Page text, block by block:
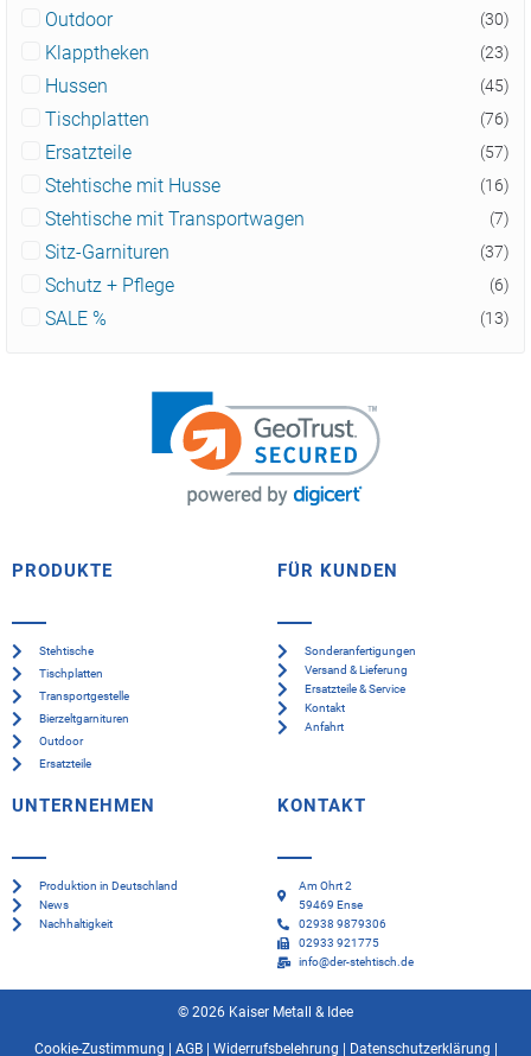
Outdoor (30)
Klapptheken (23)
Hussen (45)
Tischplatten (76)
Ersatzteile (57)
Stehtische mit Husse (16)
Stehtische mit Transportwagen (7)
Sitz-Garnituren (37)
Schutz + Pflege (6)
SALE % (13)
PRODUKTE
Stehtische
Tischplatten
Transportgestelle
Bierzeltgarnituren
Outdoor
Ersatzteile
FÜR KUNDEN
Sonderanfertigungen
Versand & Lieferung
Ersatzteile & Service
Kontakt
Anfahrt
UNTERNEHMEN
Produktion in Deutschland
News
Nachhaltigkeit
KONTAKT
Am Ohrt 2
59469 Ense
02938 9879306
02933 921775
info@der-stehtisch.de
© 2026 Kaiser Metall & Idee
Cookie-Zustimmung AGB| Widerrufsbelehrung Datenschutzerklärung